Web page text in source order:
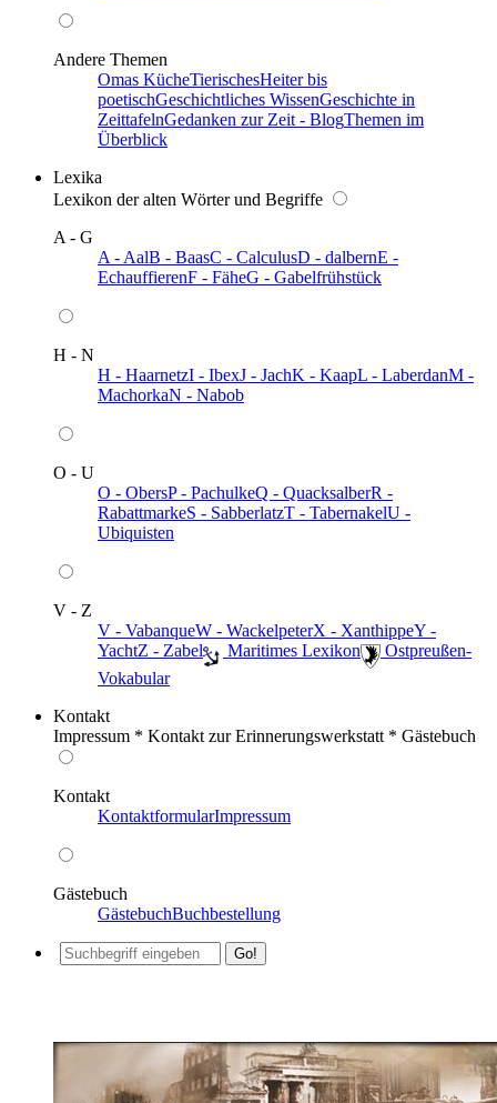
Andere Themen
Omas KücheTierischesHeiter bis
poetischGeschichtliches WissenGeschichte in
ZeittafelnGedanken zur Zeit - BlogThemen im
Überblick
Lexika
Lexikon der alten Wörter und Begriffe
A - G
A - AalB - BaasC - CalculusD - dalbernE -
EchauffierenF - FäheG - Gabelfrühstück
H - N
H - HaarnetzI - IbexJ - JachK - KaapL - LaberdanM -
MachorkaN - Nabob
O - U
O - ObersP - PachulkeQ - QuacksalberR -
RabattmarkeS - SabberlatzT - TabernakelU -
Ubiquisten
V - Z
V - VabanqueW - WackelpeterX - XanthippeY -
YachtZ - Zabel ️ Maritimes Lexikon
️ Ostpreußen-
Vokabular
Kontakt
Impressum * Kontakt zur Erinnerungswerkstatt * Gästebuch
Kontakt
KontaktformularImpressum
Gästebuch
GästebuchBuchbestellung